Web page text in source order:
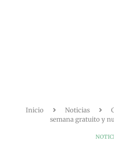
Inicio Noticias
semana gratuito y